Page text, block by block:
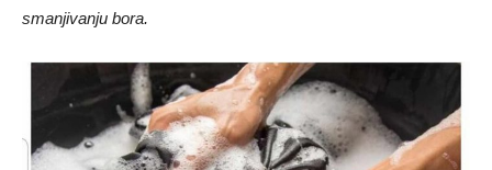
smanjivanju bora.